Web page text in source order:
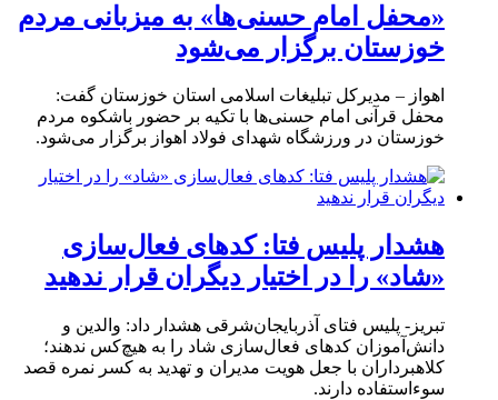
«محفل امام حسنی‌ها» به میزبانی مردم
خوزستان برگزار می‌شود
اهواز – مدیرکل تبلیغات اسلامی استان خوزستان گفت:
محفل قرآنی امام حسنی‌ها با تکیه بر حضور باشکوه مردم
خوزستان در ورزشگاه شهدای فولاد اهواز برگزار می‌شود.
هشدار پلیس فتا: کدهای فعال‌سازی
«شاد» را در اختیار دیگران قرار ندهید
تبریز- پلیس فتای آذربایجان‌شرقی هشدار داد: والدین و
دانش‌آموزان کدهای فعال‌سازی شاد را به هیچ‌کس ندهند؛
کلاهبرداران با جعل هویت مدیران و تهدید به کسر نمره قصد
سوءاستفاده دارند.